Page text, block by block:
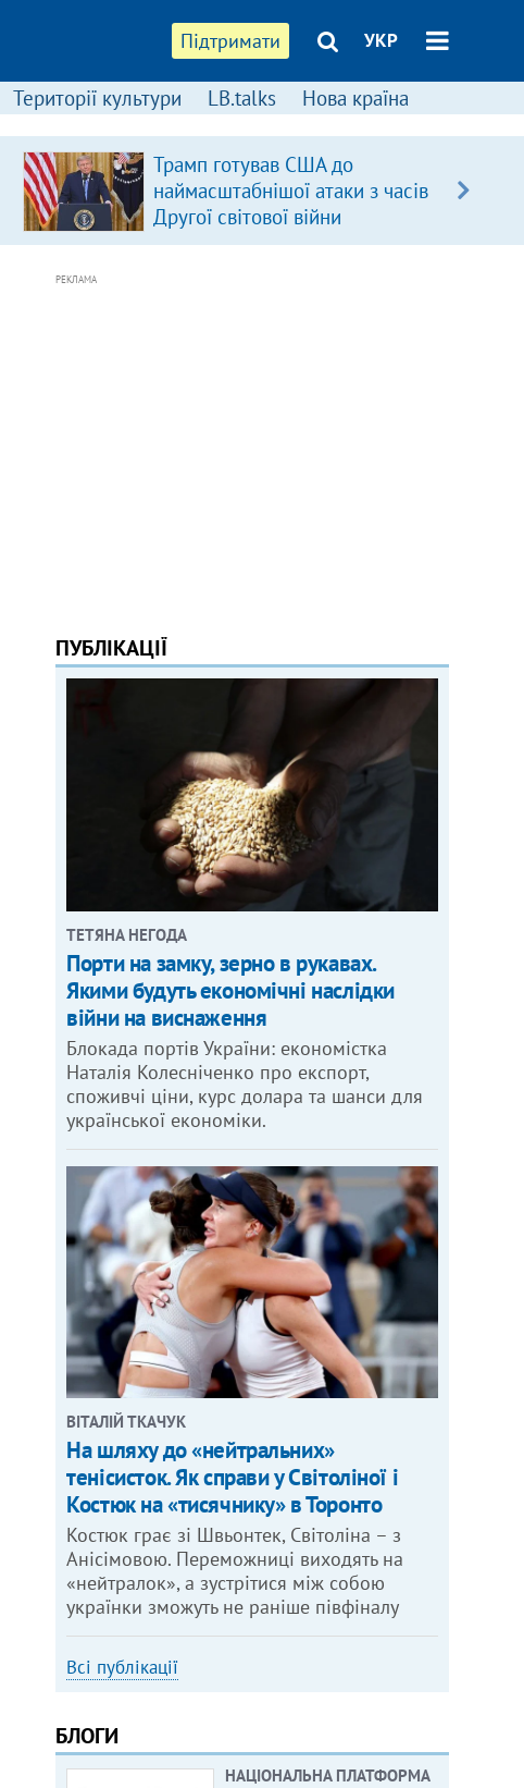
Підтримати УКР
Території культури LB.talks Нова країна
Трамп готував США до
наймасштабнішої атаки з часів
Другої світової війни
РЕКЛАМА
ПУБЛІКАЦІЇ
ТЕТЯНА НЕГОДА
Порти на замку, зерно в рукавах.
Якими будуть економічні наслідки
війни на виснаження
Блокада портів України: економістка
Наталія Колесніченко про експорт,
споживчі ціни, курс долара та шанси для
української економіки.
ВІТАЛІЙ ТКАЧУК
На шляху до «нейтральних»
тенісисток. Як справи у Світоліної і
Костюк на «тисячнику» в Торонто
Костюк грає зі Швьонтек, Світоліна – з
Анісімовою. Переможниці виходять на
«нейтралок», а зустрітися між собою
українки зможуть не раніше півфіналу
Всі публікації
БЛОГИ
НАЦІОНАЛЬНА ПЛАТФОРМА